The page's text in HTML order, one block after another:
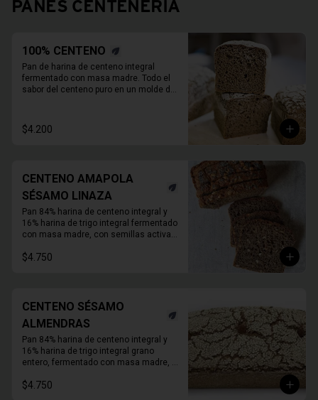
PANES CENTENERÍA
100% CENTENO
Pan de harina de centeno integral
fermentado con masa madre. Todo el
sabor del centeno puro en un molde de
En primavera verano REFRIGERAR
INMEDIATAMENTE.
$4.200
CENTENO AMAPOLA
SÉSAMO LINAZA
Pan 84% harina de centeno integral y
16% harina de trigo integral fermentado
con masa madre, con semillas activas
1 KG.
$4.750
CENTENO SÉSAMO
ALMENDRAS
Pan 84% harina de centeno integral y
16% harina de trigo integral grano
entero, fermentado con masa madre,
activadas.
$4.750